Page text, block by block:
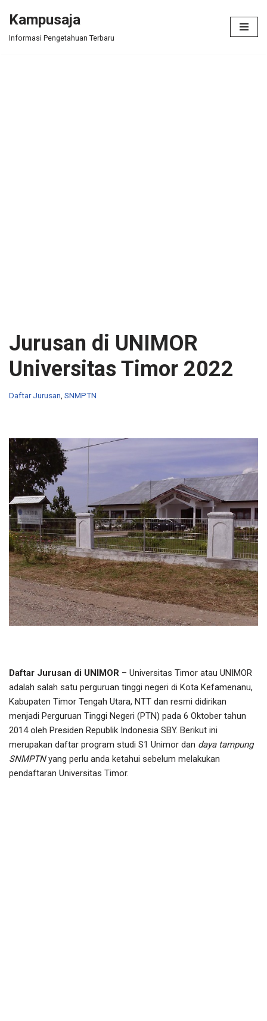
Skip
Kampusaja
Informasi Pengetahuan Terbaru
Jurusan di UNIMOR
Universitas Timor 2022
Daftar Jurusan SNMPTN
Daftar Jurusan di UNIMOR – Universitas Timor atau UNIMOR
adalah salah satu perguruan tinggi negeri di Kota Kefamenanu,
Kabupaten Timor Tengah Utara, NTT dan resmi didirikan
menjadi Perguruan Tinggi Negeri (PTN) pada 6 Oktober tahun
2014 oleh Presiden Republik Indonesia SBY. Berikut ini
merupakan daftar program studi S1 Unimor dan daya tampung
SNMPTNyang perlu anda ketahui sebelum melakukan
pendaftaran Universitas Timor.